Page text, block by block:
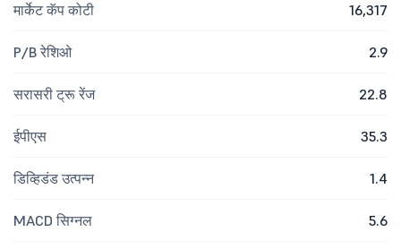
मार्केट कॅप कोटी 16,317
P/B रेशिओ 2.9
सरासरी ट्रू रेंज 22.8
ईपीएस 35.3
डिव्हिडंड उत्पन्न 1.4
MACD सिग्नल 5.6